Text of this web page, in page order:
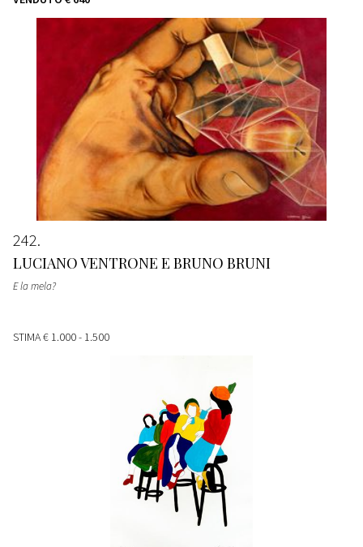
242
LUCIANO VENTRONE E BRUNO BRUNI
E la mela?
STIMA€ 1.000 - 1.500